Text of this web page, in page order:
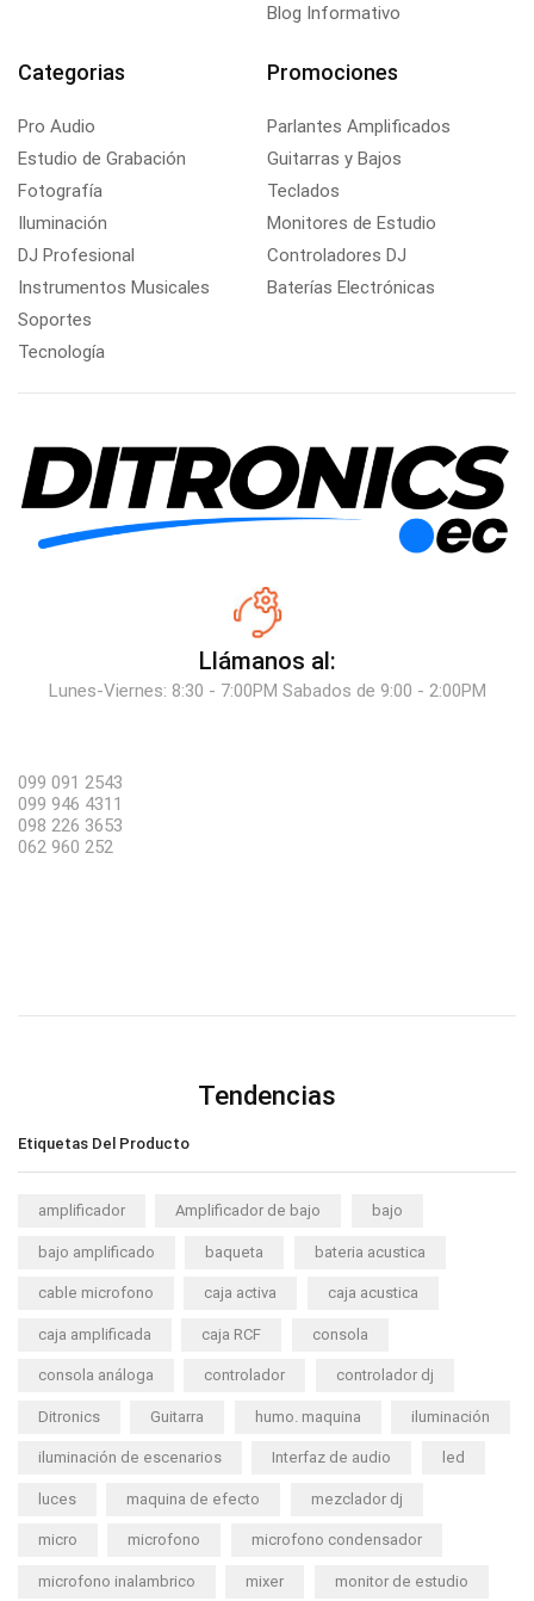
Blog Informativo
Categorias
Pro Audio
Estudio de Grabación
Fotografía
Iluminación
DJ Profesional
Instrumentos Musicales
Soportes
Tecnología
Promociones
Parlantes Amplificados
Guitarras y Bajos
Teclados
Monitores de Estudio
Controladores DJ
Baterías Electrónicas
Llámanos al:
Lunes-Viernes: 8:30 - 7:00PM Sabados de 9:00 - 2:00PM
099 091 2543
099 946 4311
098 226 3653
062 960 252
Tendencias
Etiquetas Del Producto
amplificador Amplificador de bajo bajo
bajo amplificado baqueta bateria acustica
cable microfono caja activa caja acustica
caja amplificada caja RCF consola
consola análoga controlador controlador dj
Ditronics Guitarra humo. maquina iluminación
iluminación de escenarios Interfaz de audio led
luces maquina de efecto mezclador dj
micro microfono microfono condensador
microfono inalambrico mixer monitor de estudio